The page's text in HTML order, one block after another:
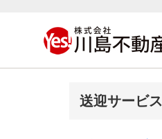
送迎サービス